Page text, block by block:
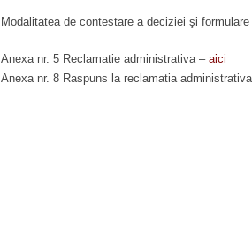
Modalitatea de contestare a deciziei şi
Anexa nr. 5 Reclamatie administrativa – aici
Anexa nr. 8 Raspuns la reclamatia